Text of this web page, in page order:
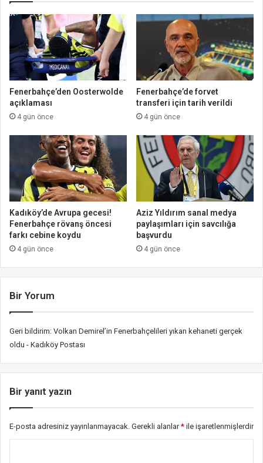
Fenerbahçe’den Oosterwolde
açıklaması
4 gün önce
Fenerbahçe’de forvet
transferi için tarih verildi
4 gün önce
Kadıköy’de Avrupa gecesi!
Fenerbahçe rövanş öncesi
farkı cebine koydu
4 gün önce
Aziz Yıldırım sanal medya
paylaşımları için savcılığa
başvurdu
4 gün önce
Bir Yorum
Geri bildirim: Volkan Demirel’in Fenerbahçelileri yıkan kehaneti gerçek
oldu - Kadıköy Postası
Bir yanıt yazın
E-posta adresiniz yayınlanmayacak. Gerekli alanlar* ile işaretlenmişlerdir